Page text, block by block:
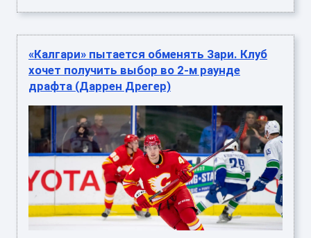
«Калгари» пытается обменять Зари. Клуб
хочет получить выбор во 2-м раунде
драфта (Даррен Дрегер)